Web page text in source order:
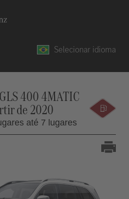
Selecionar idioma
400 4MATIC
de 2020
até 7 lugares